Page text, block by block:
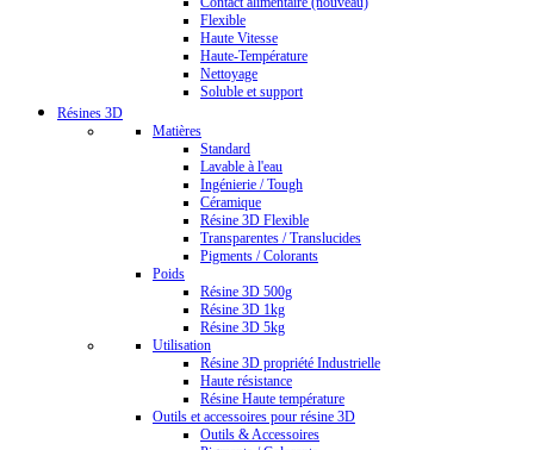
Flexible
Haute Vitesse
Haute-Température
Nettoyage
Soluble et support
Résines 3D
Matières
Standard
Lavable à l'eau
Ingénierie / Tough
Céramique
Résine 3D Flexible
Transparentes / Translucides
Pigments / Colorants
Poids
Résine 3D 500g
Résine 3D 1kg
Résine 3D 5kg
Utilisation
Résine 3D propriété Industrielle
Haute résistance
Résine Haute température
Outils et accessoires pour résine 3D
Outils & Accessoires